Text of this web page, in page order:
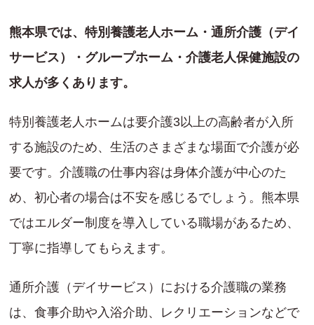
熊本県では、特別養護老人ホーム・通所介護（デイ
サービス）・グループホーム・介護老人保健施設の
求人が多くあります。
特別養護老人ホームは要介護3以上の高齢者が入所
する施設のため、生活のさまざまな場面で介護が必
要です。介護職の仕事内容は身体介護が中心のた
め、初心者の場合は不安を感じるでしょう。熊本県
ではエルダー制度を導入している職場があるため、
丁寧に指導してもらえます。
通所介護（デイサービス）における介護職の業務
は、食事介助や入浴介助、レクリエーションなどで